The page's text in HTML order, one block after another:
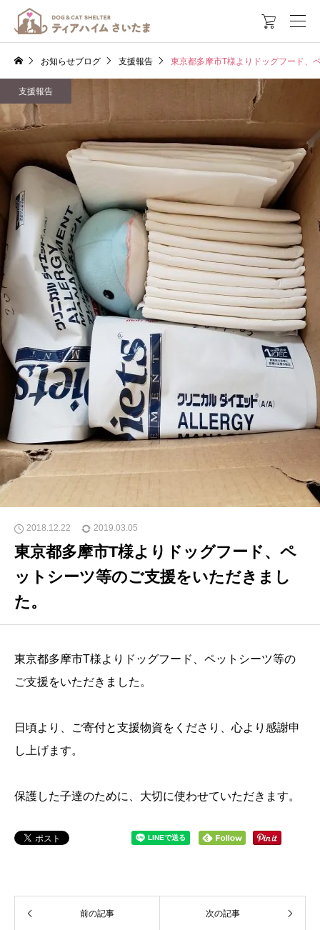

お知らせブログ 支援報告 東京都多摩市T様よりドッグフード、
支援報告
2018.12.22 2019.03.05
東京都多摩市T様よりドッグフード、ペ
ットシーツ等のご支援をいただきまし
た。
東京都多摩市T様よりドッグフード、ペットシーツ等の
ご支援をいただきました。
日頃より、ご寄付と支援物資をくださり、心より感謝申
し上げます。
保護した子達のために、大切に使わせていただきます。
前の記事 次の記事